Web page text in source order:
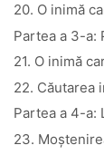
20. O inimă
Partea a 3-a:
21. O inimă
22. Căutarea
Partea a 4-a:
23.